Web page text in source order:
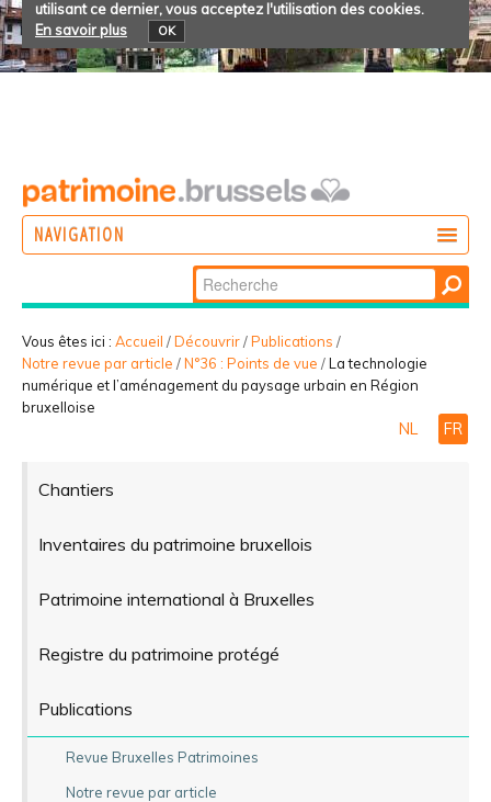
utilisant ce dernier, vous acceptez l'utilisation des cookies.
En savoir plus
OK
NAVIGATION
PARTICIPER
Chercher par
Recherche
avancée…
Vous êtes ici : Accueil /Découvrir/Publications /
Notre revue par article /N°36 : Points de vue /La technologie
numérique et l’aménagement du paysage urbain en Région
bruxelloise
NL FR
Chantiers
Inventaires du patrimoine bruxellois
Patrimoine international à Bruxelles
Registre du patrimoine protégé
Publications
Revue Bruxelles Patrimoines
Notre revue par article